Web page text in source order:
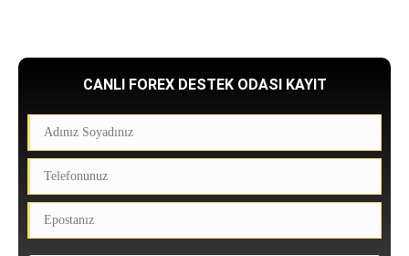
CANLI FOREX DESTEK ODASI KAYIT